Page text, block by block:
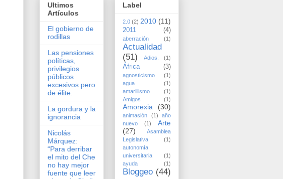
Ultimos
Artículos
El gobierno de
rodillas
Las pensiones
políticas,
privilegios
públicos
excesivos pero
de élite.
La gordura y la
ignorancia
Nicolás
Márquez:
“Para derribar
el mito del Che
no hay mejor
fuente que leer
Label
2.0 (2) 2010 (11)
2011 (4)
aberración (1)
Actualidad
(51)
Adios. (1)
África (3)
agnosticismo
(1)
agua
(1)
amarillismo
(1)
Amigos
(1)
Amorexia (30)
animasión (1)
año
nuevo
(1)
Arte
(27)
Asamblea
Legislativa
(1)
autonomía
universitaria
(1)
ayuda
(1)
Bloggeo (44)